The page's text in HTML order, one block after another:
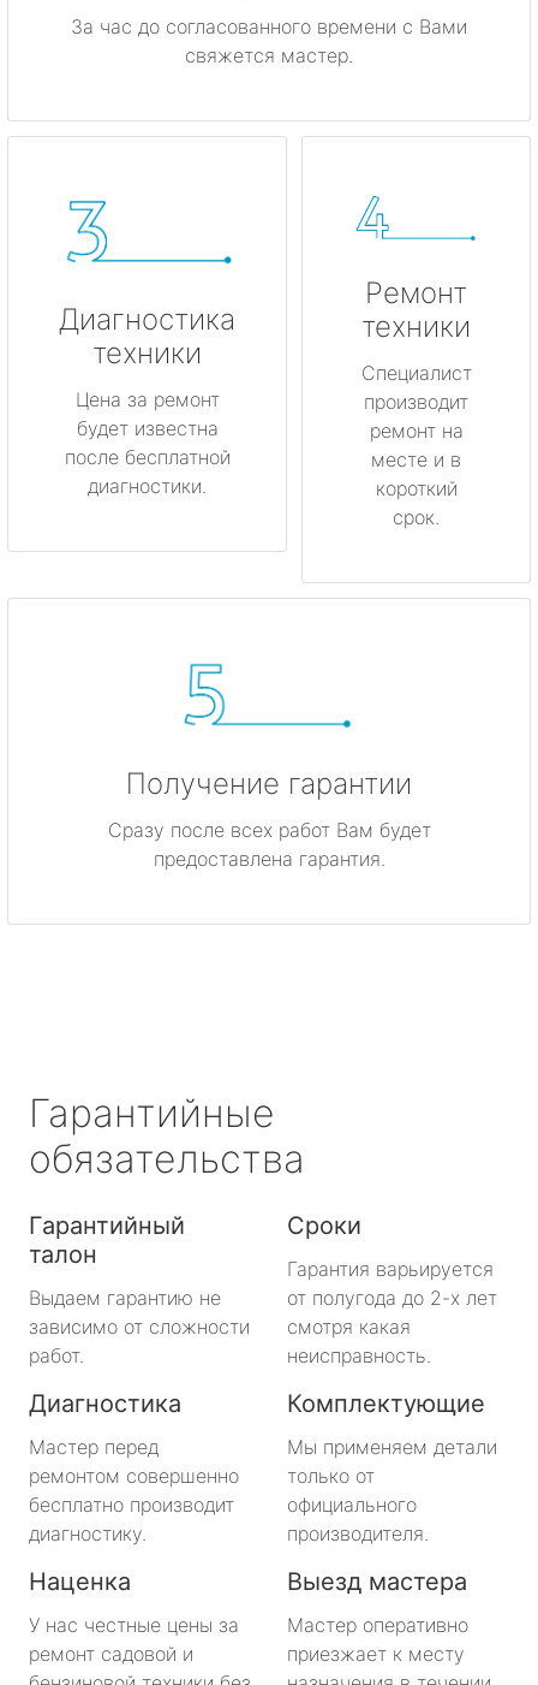
За час до согласованного времени с Вами
свяжется мастер.
Диагностика
техники
Цена за ремонт
будет известна
после бесплатной
диагностики.
Ремонт
техники
Специалист
производит
ремонт на
месте и в
короткий
срок.
Получение гарантии
Сразу после всех работ Вам будет
предоставлена гарантия.
Гарантийные
обязательства
Гарантийный
талон
Выдаем гарантию не
зависимо от сложности
работ.
Сроки
Гарантия варьируется
от полугода до 2-х лет
смотря какая
неисправность.
Диагностика
Мастер перед
ремонтом совершенно
бесплатно производит
диагностику.
Комплектующие
Мы применяем детали
только от
официального
производителя.
Наценка
У нас честные цены за
ремонт садовой и
Выезд мастера
Мастер оперативно
приезжает к месту